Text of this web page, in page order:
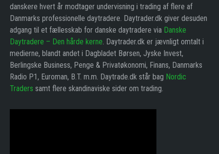
danskere hvert år modtager undervisning i trading af flere af
Danmarks professionelle daytradere. Daytrader.dk giver desuden
adgang til et fællesskab for danske daytradere via Danske
Daytradere – Den hårde kerne. Daytrader.dk er jævnligt omtalt i
medierne, blandt andet i Dagbladet Børsen, Jyske Invest,
Berlingske Business, Penge & Privatøkonomi, Finans, Danmarks
Radio P1, Euroman, B.T. m.m. Daytrade.dk står bag Nordic
Traders samt flere skandinaviske sider om trading.